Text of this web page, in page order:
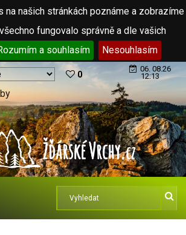
na našich stránkách poznáme a zobrazíme
fungovalo správně a dle vašich
a souhlasím Nesouhlasím
0
06. 08.26
12:13